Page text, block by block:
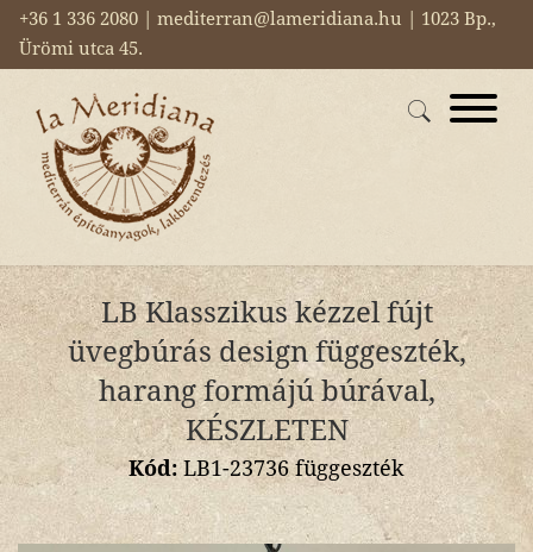
+36 1 336 2080 | mediterran@lameridiana.hu | 1023 Bp.,
Ürömi utca 45.
LB Klasszikus kézzel fújt
üvegbúrás design függeszték,
harang formájú búrával,
KÉSZLETEN
Kód:LB1-23736 függeszték